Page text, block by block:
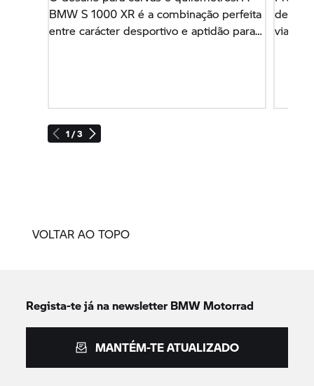
1 / 3
BMWS 1000 XR é a combinação perfeita
entre carácter desportivo e aptidão para
de
VOLTAR AO TOPO
Regista-te já na newsletterBMW Motorrad
MANTÉM-TE ATUALIZADO